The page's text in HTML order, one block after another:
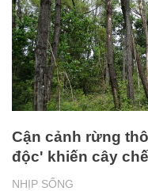
NHỊP SỐNG
Cận cảnh rừng
độc' khiến cây